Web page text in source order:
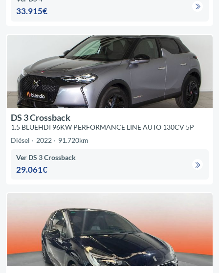
33.915€
DS 3 Crossback
1.5 BLUEHDI 96KW PERFORMANCE LINE AUTO 130CV 5P
Diésel
2022 91.720km
Ver DS 3 Crossback
29.061€